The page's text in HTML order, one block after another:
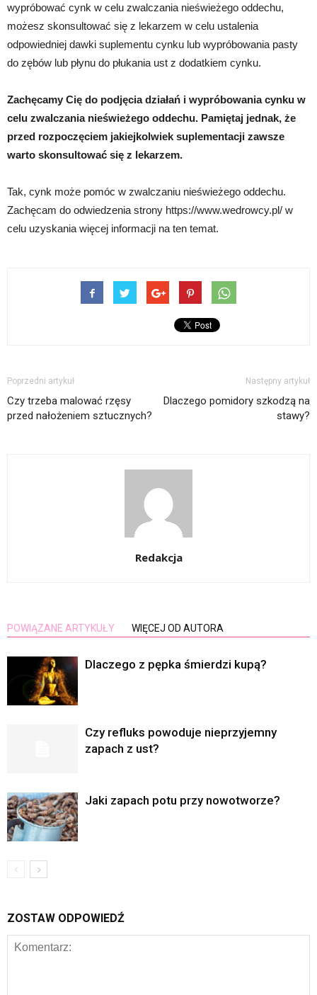
wypróbować cynk w celu zwalczania nieświeżego oddechu,
możesz skonsultować się z lekarzem w celu ustalenia
odpowiedniej dawki suplementu cynku lub wypróbowania pasty
do zębów lub płynu do płukania ust z dodatkiem cynku.
Zachęcamy Cię do podjęcia działań i wypróbowania cynku w
celu zwalczania nieświeżego oddechu. Pamiętaj jednak, że
przed rozpoczęciem jakiejkolwiek suplementacji zawsze
warto skonsultować się z lekarzem.
Tak, cynk może pomóc w zwalczaniu nieświeżego oddechu.
Zachęcam do odwiedzenia strony https://www.wedrowcy.pl/ w
celu uzyskania więcej informacji na ten temat.
Poprzedni artykuł
Czy trzeba malować rzęsy
przed nałożeniem sztucznych?
Następny artykuł
Dlaczego pomidory szkodzą na
stawy?
Redakcja
POWIĄZANE ARTYKUŁY WIĘCEJ OD AUTORA
Dlaczego z pępka śmierdzi kupą?
Czy refluks powoduje nieprzyjemny
zapach z ust?
Jaki zapach potu przy nowotworze?
ZOSTAW ODPOWIEDŹ